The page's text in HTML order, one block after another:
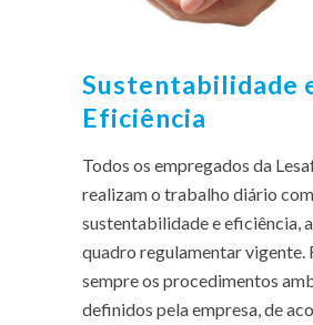
Sustentabilidade
Eficiência
Todos os empregados da
realizam o trabalho diário
sustentabilidade e eficiência,
quadro regulamentar vigente.
sempre os procedimentos
definidos pela empresa, de